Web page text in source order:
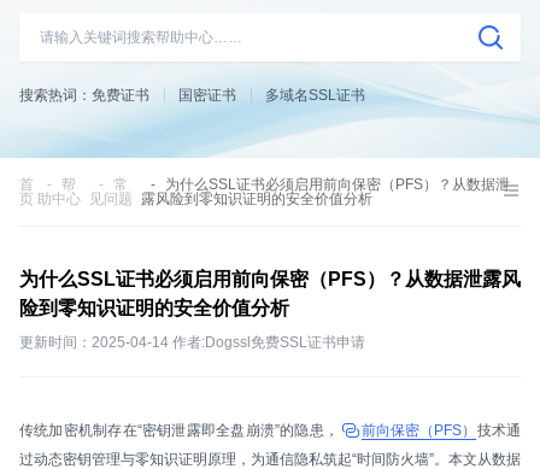
搜索热词： 免费证书 国密证书 多域名SSL证书
首
页
帮
助中心
常
见问题
为什么SSL证书必须启用前向保密（PFS）？从数据泄
露风险到零知识证明的安全价值分析
为什么SSL证书必须启用前向保密（PFS）？从数据泄露风
险到零知识证明的安全价值分析
更新时间：2025-04-14 作者:Dogssl免费SSL证书申请
传统加密机制存在“密钥泄露即全盘崩溃”的隐患， 前向保密（PFS） 技术通
过动态密钥管理与零知识证明原理，为通信隐私筑起“时间防火墙”。本文从数据